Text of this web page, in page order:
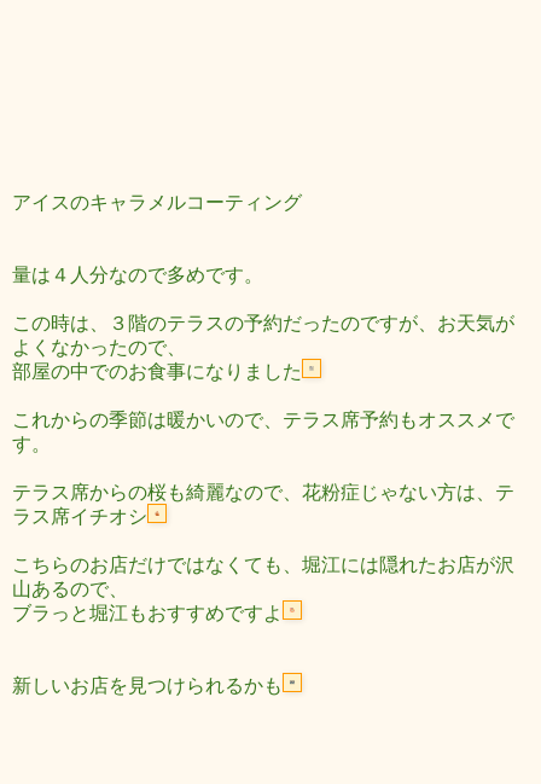
アイスのキャラメルコーティング
量は４人分なので多めです。
この時は、３階のテラスの予約だったのですが、お天気が
よくなかったので、
部屋の中でのお食事になりました
これからの季節は暖かいので、テラス席予約もオススメで
す。
テラス席からの桜も綺麗なので、花粉症じゃない方は、テ
ラス席イチオシ
こちらのお店だけではなくても、堀江には隠れたお店が沢
山あるので、
ブラっと堀江もおすすめですよ
新しいお店を見つけられるかも